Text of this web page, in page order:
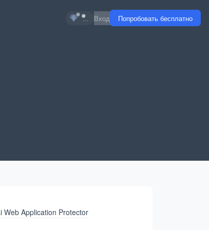
... Вход Попробовать бесплатно
Web Application Protector